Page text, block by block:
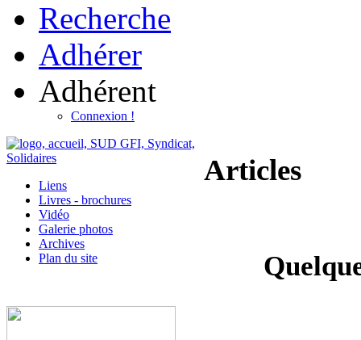
Recherche
Adhérer
Adhérent
Connexion !
Articles
Liens
Livres - brochures
Vidéo
Galerie photos
Archives
Plan du site